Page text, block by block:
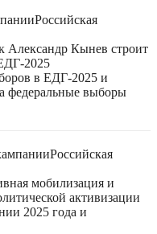
Российская
Александр Кынев строит
2025
в ЕДГ-2025 и
федеральные выборы
Российская
мобилизация и
активизации
2025 года и